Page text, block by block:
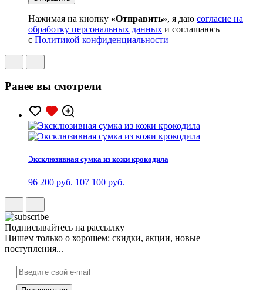
Нажимая на кнопку «Отправить», я даю согласие на
обработку персональных данных и соглашаюсь
с Политикой конфиденциальности
Ранее вы смотрели
Эксклюзивная сумка из кожи крокодила
96 200 руб. 107 100 руб.
Подписывайтесь на рассылку
Пишем только о хорошем: скидки, акции, новые
поступления...